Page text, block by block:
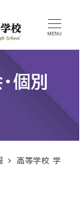
MENU
個別
高等学校 学